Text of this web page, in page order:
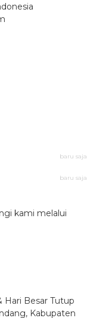
baru saja
baru saja
kami melalui
Hari Besar Tutup
Kabupaten